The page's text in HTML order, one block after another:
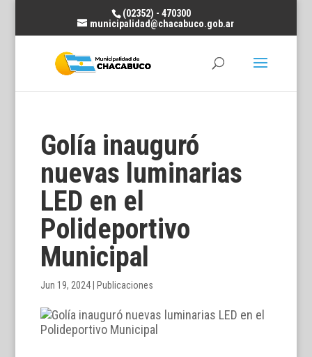
(02352) - 470300
municipalidad@chacabuco.gob.ar
Golía inauguró
nuevas luminarias
LED en el
Polideportivo
Municipal
Jun 19, 2024| Publicaciones